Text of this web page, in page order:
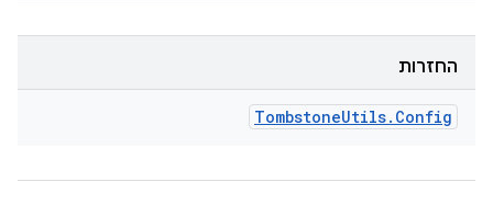
החזרות
TombstoneUtils. Config